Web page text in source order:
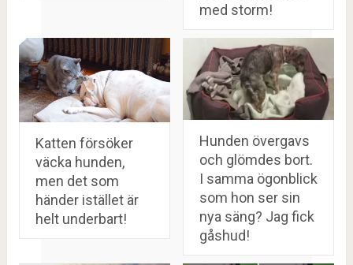
med storm!
Katten försöker
väcka hunden,
men det som
händer istället är
helt underbart!
Hunden övergavs
och glömdes bort.
I samma ögonblick
som hon ser sin
nya säng? Jag fick
gåshud!